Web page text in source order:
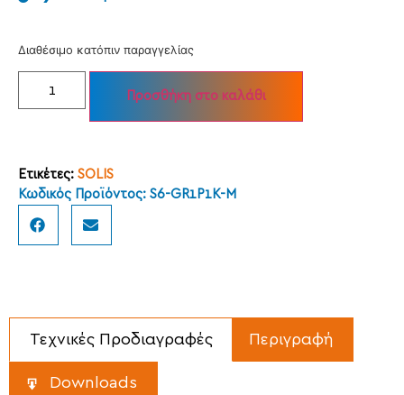
Διαθέσιμο κατόπιν παραγγελίας
Προσθήκη στο καλάθι
Ετικέτες: SOLIS
Κωδικός Προϊόντος: S6-GR1P1K-M
Περιγραφή
Τεχνικές Προδιαγραφές
Downloads